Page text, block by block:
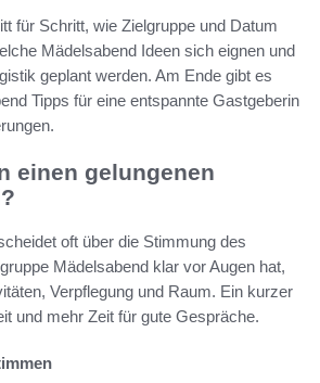
für Schritt, wie Zielgruppe und Datum
Mädelsabend Ideen sich eignen und
geplant werden. Am Ende gibt es
Tipps für eine entspannte Gastgeberin
einen gelungenen
oft über die Stimmung des
Mädelsabend klar vor Augen hat,
Verpflegung und Raum. Ein kurzer
und mehr Zeit für gute Gespräche.